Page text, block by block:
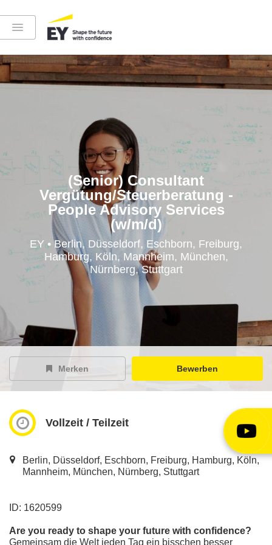
Instagram
YouTube
Höre in die EY-Welt rein
EY Careers Spotlight
der Karriere-Podcast
EY Joblight
(Senior) Consultant
Vergütung/Steuerberatung -
People Advisory Services
(w/m/d)
EY • Berlin, Düsseldorf, Eschborn, Freiburg,
Hamburg, Köln, Mannheim, München,
Nürnberg, Stuttgart
Merken Bewerben
Vollzeit / Teilzeit
Berlin, Düsseldorf, Eschborn, Freiburg, Hamburg, Köln,
Mannheim, München, Nürnberg, Stuttgart
ID: 1620599
Are you ready to shape your future with confidence?
Gemeinsam die Welt jeden Tag ein bisschen besser